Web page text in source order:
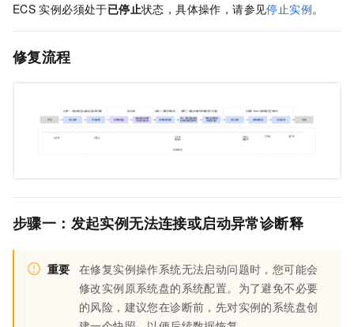
ECS 实例必须处于已停止状态，具体操作，请参见停止实例。
修复流程
步骤一：发起实例无法连接或启动异常诊断释
重要 在修复实例操作系统无法启动问题时，您可能会
修改实例原系统盘的系统配置。为了避免不必要
的风险，建议您在诊断前，先对实例的系统盘创